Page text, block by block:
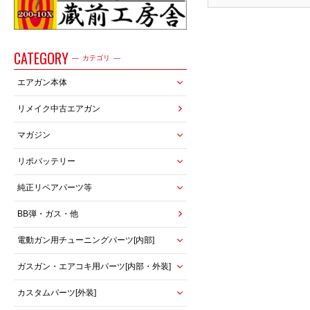
CATEGORY カテゴリ
エアガン本体
リメイク中古エアガン
マガジン
リポバッテリー
純正リペアパーツ等
BB弾・ガス・他
電動ガン用チューニングパーツ[内部]
ガスガン・エアコキ用パーツ[内部・外装]
カスタムパーツ[外装]